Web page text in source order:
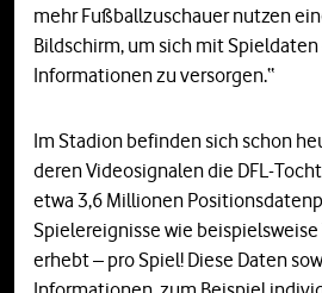
mehr Fußballzuschauer nutzen
Bildschirm, um sich mit
Informationen zu versorgen.“
Im Stadion befinden sich schon
deren Videosignalen die DFL-
etwa 3,6 Millionen
Spielereignisse wie beispielsweise
erhebt – pro Spiel! Diese Daten